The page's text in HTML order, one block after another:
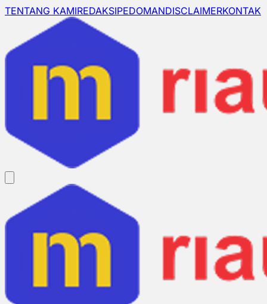
TENTANG KAMIREDAKSIPEDOMANDISCLAIMERKONTAK